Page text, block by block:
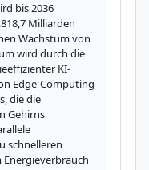
bis 2036
Milliarden
Wachstum von
wird durch die
KI-
Edge-Computing
die die
Gehirns
schnelleren